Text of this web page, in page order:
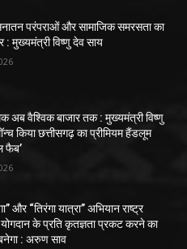
परंपराओं और सामाजिक समरसता का
मुख्यमंत्री विष्णु देव साय
अब वैश्विक बाजार तक : मुख्यमंत्री विष्णु
किया छत्तीसगढ़ का प्रीमियम हैंडलूम
फैब’
और “तिरंगा यात्रा” अभियान राष्ट्र
योगदान के प्रति कृतज्ञता प्रकट करने का
: अरुण साव